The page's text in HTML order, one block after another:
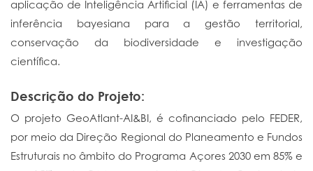
aplicação de Inteligência Artificial (IA) e ferramentas de
inferência bayesiana para a gestão territorial,
conservação da biodiversidade e investigação
científica.
Descrição do Projeto:
O projeto GeoAtlant-AI&BI, é cofinanciado pelo FEDER,
por meio da Direção Regional do Planeamento e Fundos
Estruturais no âmbito do Programa Açores 2030 em 85% e